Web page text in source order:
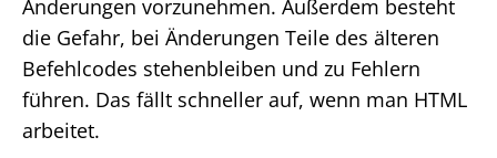
Änderungen vorzunehmen. Außerdem besteht
die Gefahr, bei Änderungen Teile des älteren
Befehlcodes stehenbleiben und zu Fehlern
führen. Das fällt schneller auf, wenn man HTML
arbeitet.